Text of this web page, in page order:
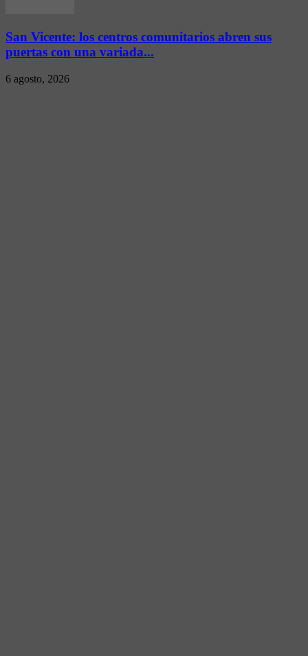
San Vicente: los centros comunitarios abren sus
puertas con una variada...
6 agosto, 2026